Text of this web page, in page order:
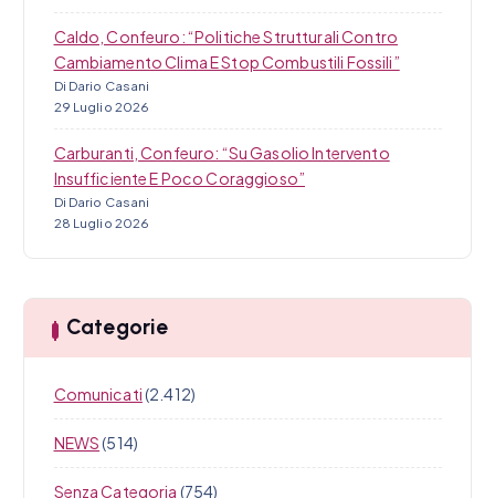
Caldo, Confeuro: “Politiche Strutturali Contro
Cambiamento Clima E Stop Combustili Fossili”
Di Dario Casani
29 Luglio 2026
Carburanti, Confeuro: “Su Gasolio Intervento
Insufficiente E Poco Coraggioso”
Di Dario Casani
28 Luglio 2026
Categorie
Comunicati(2.412)
NEWS(514)
Senza Categoria (754)